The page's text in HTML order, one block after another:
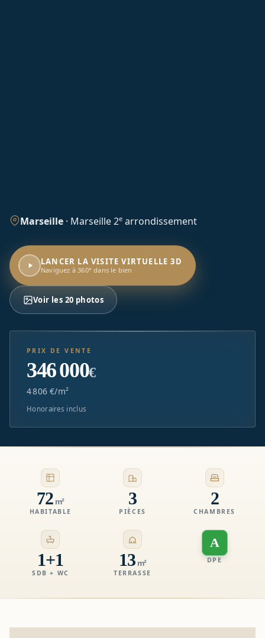
Marseille · Marseille 2e arrondissement
LANCER LA VISITE VIRTUELLE 3D
Naviguez à 360° dans le bien
Voir les 20 photos
PRIX DE VENTE
346 000€
4 806 €/m²
Honoraires inclus
72 m²
HABITABLE
3
PIÈCES
2
CHAMBRES
1+1
SDB + WC
13 m²
TERRASSE
A
DPE